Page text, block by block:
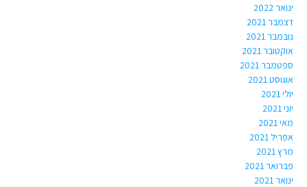
ינואר 2022
דצמבר 2021
נובמבר 2021
אוקטובר 2021
ספטמבר 2021
אוגוסט 2021
יולי 2021
יוני 2021
מאי 2021
אפריל 2021
מרץ 2021
פברואר 2021
ינואר 2021